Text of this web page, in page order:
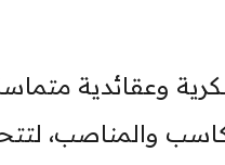
وعقائدية
والمناصب،